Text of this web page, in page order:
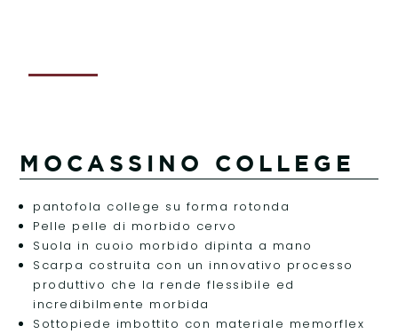
MOCASSINO COLLEGE
pantofola college su forma rotonda
Pelle pelle di morbido cervo
Suola in cuoio morbido dipinta a mano
Scarpa costruita con un innovativo processo
produttivo che la rende flessibile ed
incredibilmente morbida
Sottopiede imbottito con materiale memorflex